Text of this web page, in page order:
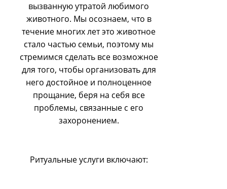
вызванную утратой любимого
животного. Мы осознаем, что в
течение многих лет это животное
стало частью семьи, поэтому мы
стремимся сделать все возможное
для того, чтобы организовать для
него достойное и полноценное
прощание, беря на себя все
проблемы, связанные с его
захоронением.
Ритуальные услуги включают: